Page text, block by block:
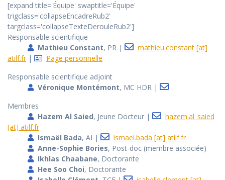
[expand title='Équipe' swaptitle='Équipe'
trigclass='collapseEncadreRub2'
targclass='collapseTexteDerouleRub2']
Responsable scientifique
Mathieu Constant, PR |
mathieu.constant [at]
atilf.fr|
Page personnelle
Responsable scientifique adjoint
Véronique Montémont, MC HDR |
Membres
Hazem Al Saied, Jeune Docteur |
hazem.al_saied
[at] atilf.fr
Ismaël Bada, AI |
ismael.bada [at] atilf.fr
Anne-Sophie Bories, Post-doc (membre associée)
Ikhlas Chaabane, Doctorante
Hee Soo Choi, Doctorante